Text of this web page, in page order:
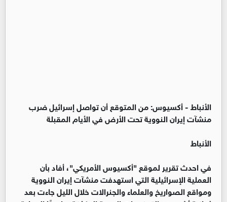
الأنباط -أكسيوس: من المتوقع أن تواصل إسرائيل ضرب
منشآت إيران النووية تحت الأرض في الأيام المقبلة
الأنباط
في احدث تقرير لموقع "أكسيوس الأمريكي"، أفاد بأن
العملية الإسرائيلية التي استهدفت منشآت إيران النووية
ومواقع الصواريخ والعلماء والجنرالات خلال الليل جاءت بعد